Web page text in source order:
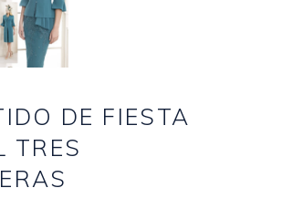
DE FIESTA
TRES